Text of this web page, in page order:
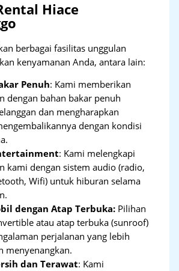
Hiace
berbagai fasilitas unggulan
kenyamanan Anda, antara lain:
Penuh: Kami memberikan
dengan bahan bakar penuh
dan mengharapkan
dengan kondisi
: Kami melengkapi
kami dengan sistem audio (radio,
Wifi) untuk hiburan selama
dengan Atap Terbuka: Pilihan
atau atap terbuka (sunroof)
perjalanan yang lebih
menyenangkan.
dan Terawat: Kami